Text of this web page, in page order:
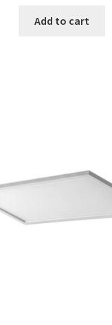
was:
Add to cart